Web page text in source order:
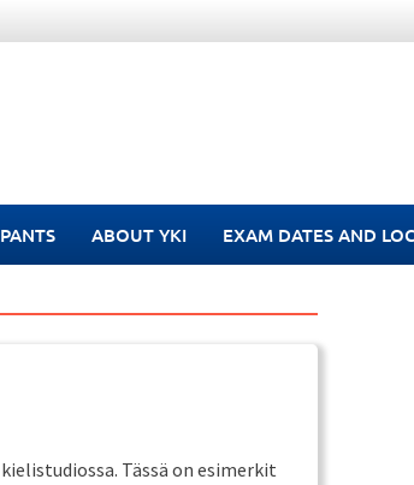
ABOUT YKI EXAM DATES AND
Tässä on esimerkit